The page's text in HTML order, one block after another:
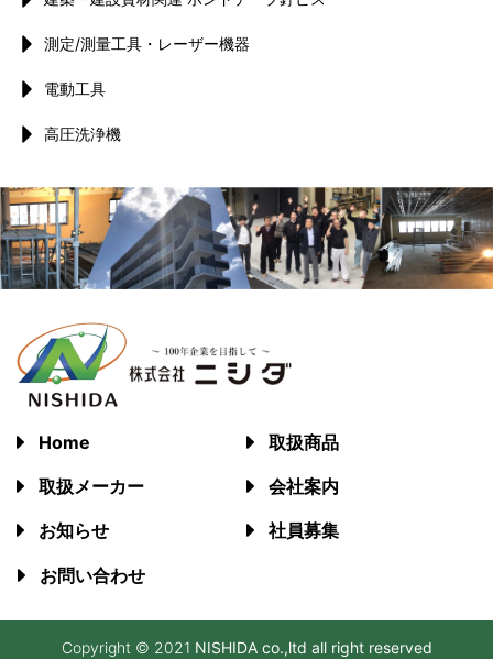
測定/測量工具・レーザー機器
電動工具
高圧洗浄機
Home
取扱商品
取扱メーカー
会社案内
お知らせ
社員募集
お問い合わせ
Copyright © 2021 NISHIDA co.,ltd all right reserved